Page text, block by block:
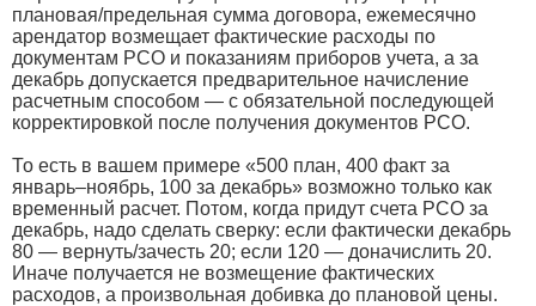
плановая/предельная сумма договора, ежемесячно
арендатор возмещает фактические расходы по
документам РСО и показаниям приборов учета, а за
декабрь допускается предварительное начисление
расчетным способом — с обязательной последующей
корректировкой после получения документов РСО.
То есть в вашем примере «500 план, 400 факт за
январь–ноябрь, 100 за декабрь» возможно только как
временный расчет. Потом, когда придут счета РСО за
декабрь, надо сделать сверку: если фактически декабрь
80 — вернуть/зачесть 20; если 120 — доначислить 20.
Иначе получается не возмещение фактических
расходов, а произвольная добивка до плановой цены.